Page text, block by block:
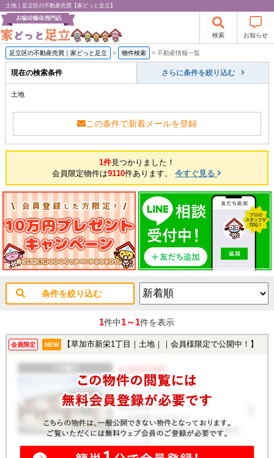
土地｜足立区の不動産売買【家どっと足立】
検索 お知らせ
足立区の不動産売買｜家どっと足立 > 物件検索 > 不動産情報一覧
現在の検索条件 さらに条件を絞り込む
土地
この条件で新着メールを登録
1件見つかりました！
会員限定物件は9110件あります。今すぐ見る
条件を絞り込む
1件中1～1件を表示
会員限定 NEW 【草加市新栄1丁目｜土地｜｜会員様限定で公開中！】